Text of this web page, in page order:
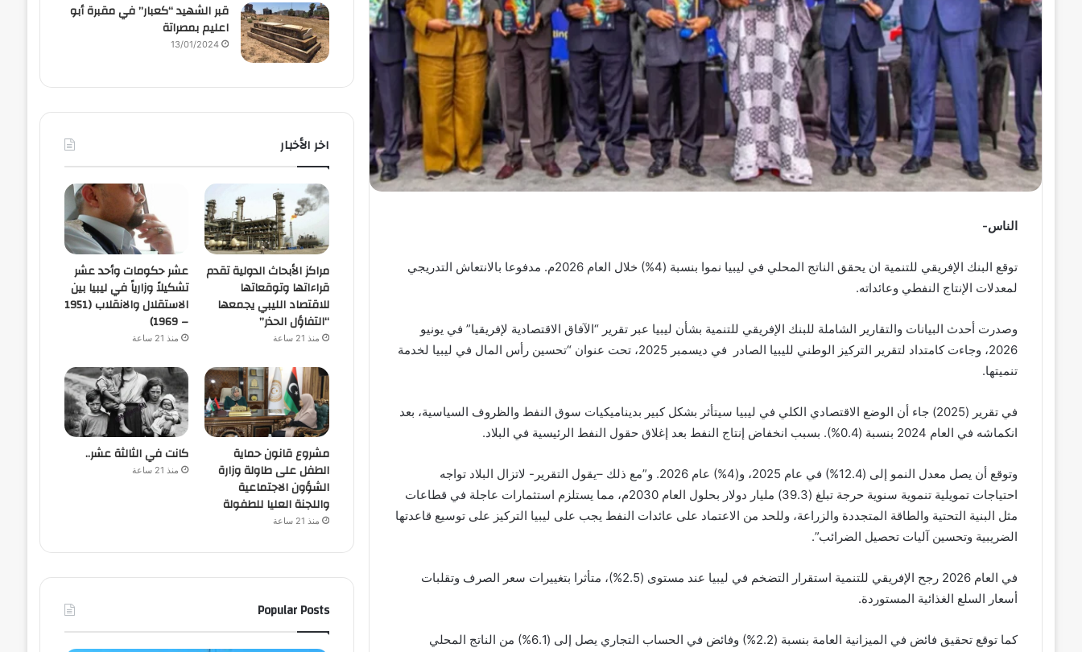
ا
الناس-
توقع البنك الإفريقي للتنمية ان يحقق الناتج المحلي في ليبيا نموا بنسبة (4%) خلال العام 2026م. مدفوعا بالانتعاش التدريجي
لمعدلات الإنتاج النفطي وعائداته.
وصدرت أحدث البيانات والتقارير الشاملة للبنك الإفريقي للتنمية بشأن ليبيا عبر تقرير “الآفاق الاقتصادية لإفريقيا” في يونيو
2026، وجاءت كامتداد لتقرير التركيز الوطني لليبيا الصادر في ديسمبر 2025، تحت عنوان “تحسين رأس المال في ليبيا لخدمة
تنميتها.
في تقرير (2025) جاء أن الوضع الاقتصادي الكلي في ليبيا سيتأثر بشكل كبير بديناميكيات سوق النفط والظروف السياسية، بعد
انكماشه في العام 2024 بنسبة (0.4%). بسبب انخفاض إنتاج النفط بعد إغلاق حقول النفط الرئيسية في البلاد.
وتوقع أن يصل معدل النمو إلى (12.4%) في عام 2025، و(4%) عام 2026. و”مع ذلك –يقول التقرير- لاتزال البلاد تواجه
احتياجات تمويلية تنموية سنوية حرجة تبلغ (39.3) مليار دولار بحلول العام 2030م، مما يستلزم استثمارات عاجلة في قطاعات
مثل البنية التحتية والطاقة المتجددة والزراعة، وللحد من الاعتماد على عائدات النفط يجب على ليبيا التركيز على توسيع قاعدتها
الضريبية وتحسين آليات تحصيل الضرائب”.
في العام 2026 رجح الإفريقي للتنمية استقرار التضخم في ليبيا عند مستوى (2.5%)، متأثرا بتغييرات سعر الصرف وتقلبات
أسعار السلع الغذائية المستوردة.
كما توقع تحقيق فائض في الميزانية العامة بنسبة (2.2%) وفائض في الحساب التجاري يصل إلى (6.1%) من الناتج المحلي
قبر الشهيد “كعبار” في مقبرة أبو
اعليم بمصراتة
13/01/2024
اخر الأخبار
مراكز الأبحاث الدولية تقدم
قراءاتها وتوقعاتها
للاقتصاد الليبي يجمعها
“التفاؤل الحذر”
منذ 21 ساعة
عشر حكومات وأحد عشر
تشكيلاً وزارياً في ليبيا بين
الاستقلال والانقلاب (1951
– 1969)
منذ 21 ساعة
مشروع قانون حماية
الطفل على طاولة وزارة
الشؤون الاجتماعية
واللجنة العليا للطفولة
منذ 21 ساعة
كانت في الثالثة عشر..
منذ 21 ساعة
Popular Posts